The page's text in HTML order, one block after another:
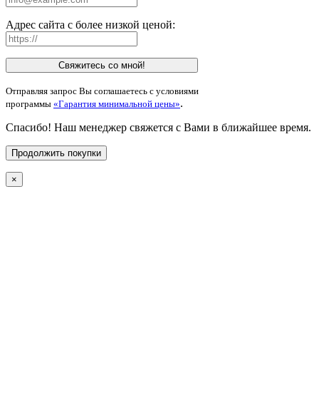
Адрес сайта с более низкой ценой:
Свяжитесь со мной!
Отправляя запрос Вы соглашаетесь с условиями
программы «Гарантия минимальной цены».
Спасибо! Наш менеджер свяжется с Вами в ближайшее время.
Продолжить покупки
×